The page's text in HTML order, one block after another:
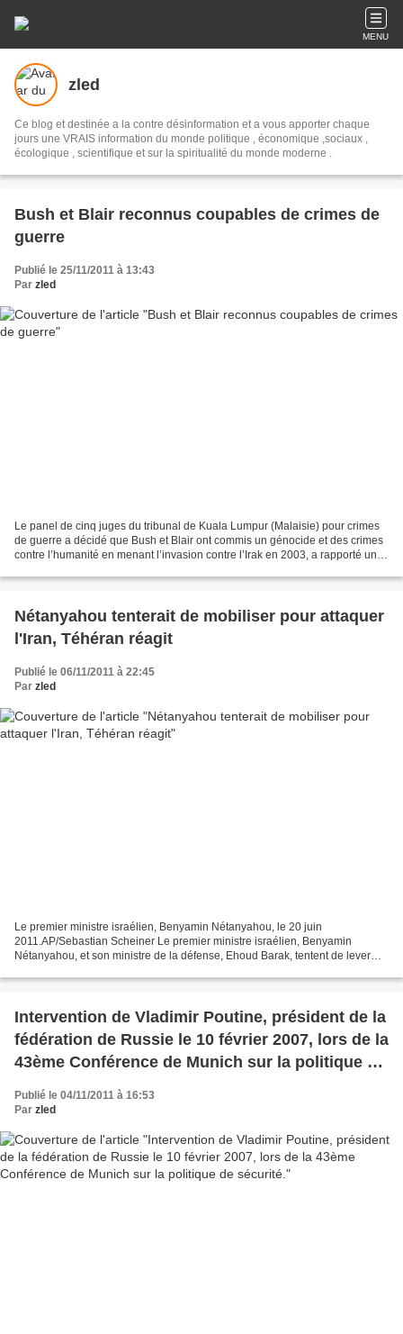
MENU
zled
Ce blog et destinée a la contre désinformation et a vous apporter chaque
jours une VRAIS information du monde politique , économique ,sociaux ,
écologique , scientifique et sur la spiritualité du monde moderne .
Bush et Blair reconnus coupables de crimes de
guerre
Publié le 25/11/2011 à 13:43
Par zled
Le panel de cinq juges du tribunal de Kuala Lumpur (Malaisie) pour crimes
de guerre a décidé que Bush et Blair ont commis un génocide et des crimes
contre l’humanité en menant l’invasion contre l’Irak en 2003, a rapporté un
Nétanyahou tenterait de mobiliser pour attaquer
l'Iran, Téhéran réagit
Publié le 06/11/2011 à 22:45
Par zled
Le premier ministre israélien, Benyamin Nétanyahou, le 20 juin
2011.AP/Sebastian Scheiner Le premier ministre israélien, Benyamin
Nétanyahou, et son ministre de la défense, Ehoud Barak, tentent de lever
Intervention de Vladimir Poutine, président de la
fédération de Russie le 10 février 2007, lors de la
43ème Conférence de Munich sur la politique de
sécurité.
Publié le 04/11/2011 à 16:53
Par zled